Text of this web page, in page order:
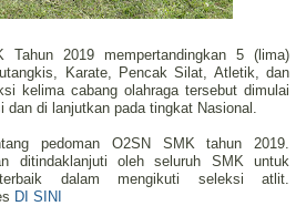
Tahun 2019 mempertandingkan 5 (lima)
Karate, Pencak Silat, Atletik, dan
kelima cabang olahraga tersebut dimulai
di lanjutkan pada tingkat Nasional.
pedoman O2SN SMK tahun 2019.
ditindaklanjuti oleh seluruh SMK untuk
dalam mengikuti seleksi atlit.
DI SINI